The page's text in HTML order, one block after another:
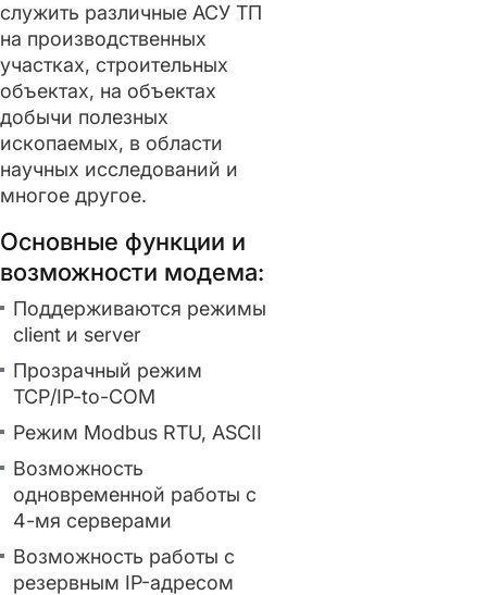
служить различные АСУ ТП
на производственных
участках, строительных
объектах, на объектах
добычи полезных
ископаемых, в области
научных исследований и
многое другое.
Основные функции и
возможности модема:
Поддерживаются режимы
client и server
Прозрачный режим
TCP/IP-to-COM
Режим Modbus RTU, ASCII
Возможность
одновременной работы с
4-мя серверами
Возможность работы с
резервным IP-адресом